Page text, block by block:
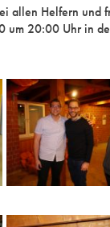
allen Helfern und
20:00 Uhr in